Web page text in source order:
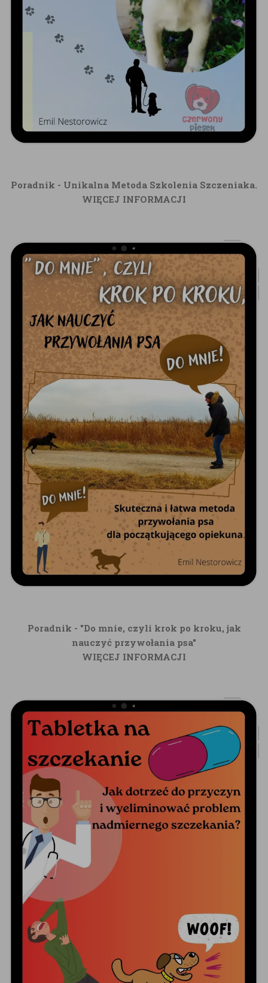
Poradnik - Unikalna Metoda Szkolenia Szczeniaka.
WIĘCEJ INFORMACJI
Poradnik - "Do mnie, czyli krok po kroku, jak
nauczyć przywołania psa"
WIĘCEJ INFORMACJI